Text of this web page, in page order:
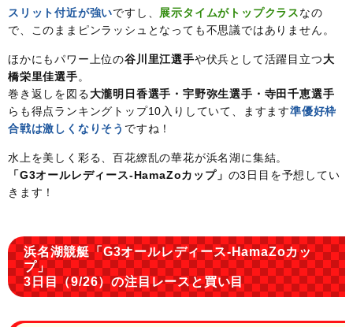
スリット付近が強いですし、 展示タイムがトップクラスなの
で、このままピンラッシュとなっても不思議ではありません。
ほかにもパワー上位の谷川里江選手や伏兵として活躍目立つ大
橋栄里佳選手。
巻き返しを図る大瀧明日香選手・宇野弥生選手・寺田千恵選手
らも得点ランキングトップ10入りしていて、ますます準優好枠
合戦は激しくなりそう ですね！
水上を美しく彩る、百花繚乱の華花が浜名湖に集結。
「G3オールレディース-HamaZoカップ」 の3日目を予想してい
きます！
浜名湖競艇「G3オールレディース-HamaZoカッ
プ」
3日目（9/26）の注目レースと買い目